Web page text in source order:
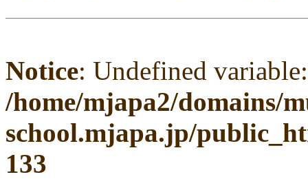
Notice: Undefined
/home/mjapa2/domains/
school.mjapa.jp/
133